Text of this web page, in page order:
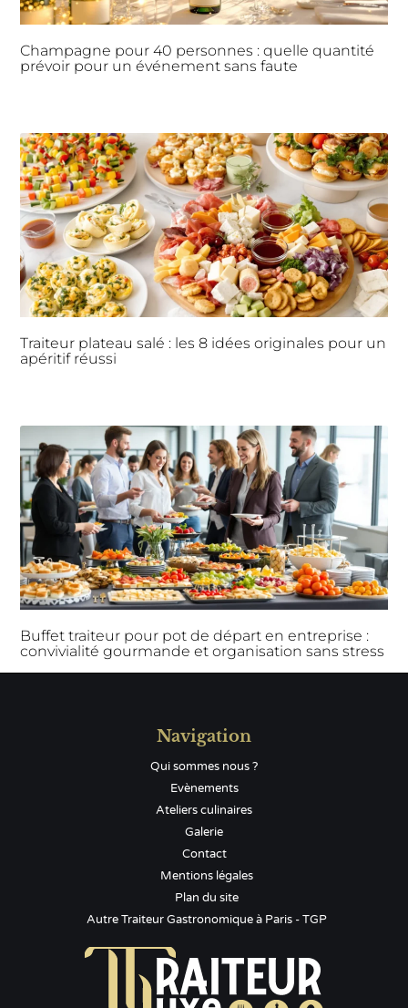
Champagne pour 40 personnes : quelle quantité
prévoir pour un événement sans faute
Traiteur plateau salé : les 8 idées originales pour un
apéritif réussi
Buffet traiteur pour pot de départ en entreprise :
convivialité gourmande et organisation sans stress
Navigation
Qui sommes nous ?
Evènements
Ateliers culinaires
Galerie
Contact
Mentions légales
Plan du site
Autre Traiteur Gastronomique à Paris - TGP